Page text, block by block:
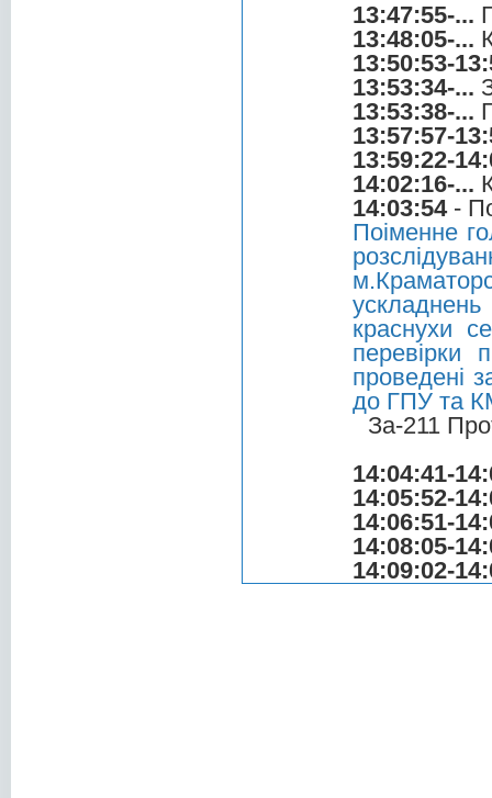
13:47:55-...
13:48:05-...
13:50:53-
13:53:34-...
13:53:38-...
13:57:57-
13:59:22-
14:02:16-...
14:03:54-
Поіменне
краснухи
перевірки
проведені
до ГПУ та
За-211
14:04:41-
14:05:52-
14:06:51-
14:08:05-
14:09:02-